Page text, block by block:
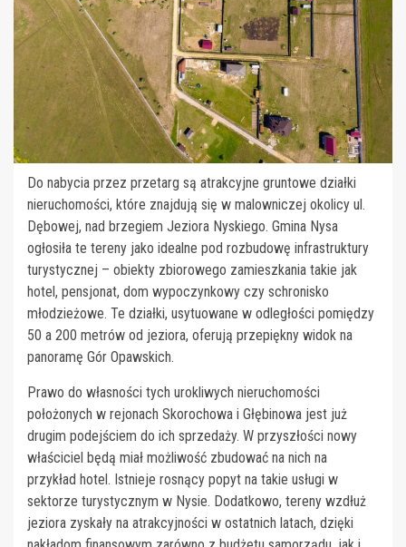
Do nabycia przez przetarg są atrakcyjne gruntowe działki
nieruchomości, które znajdują się w malowniczej okolicy ul.
Dębowej, nad brzegiem Jeziora Nyskiego. Gmina Nysa
ogłosiła te tereny jako idealne pod rozbudowę infrastruktury
turystycznej – obiekty zbiorowego zamieszkania takie jak
hotel, pensjonat, dom wypoczynkowy czy schronisko
młodzieżowe. Te działki, usytuowane w odległości pomiędzy
50 a 200 metrów od jeziora, oferują przepiękny widok na
panoramę Gór Opawskich.
Prawo do własności tych urokliwych nieruchomości
położonych w rejonach Skorochowa i Głębinowa jest już
drugim podejściem do ich sprzedaży. W przyszłości nowy
właściciel będą miał możliwość zbudować na nich na
przykład hotel. Istnieje rosnący popyt na takie usługi w
sektorze turystycznym w Nysie. Dodatkowo, tereny wzdłuż
jeziora zyskały na atrakcyjności w ostatnich latach, dzięki